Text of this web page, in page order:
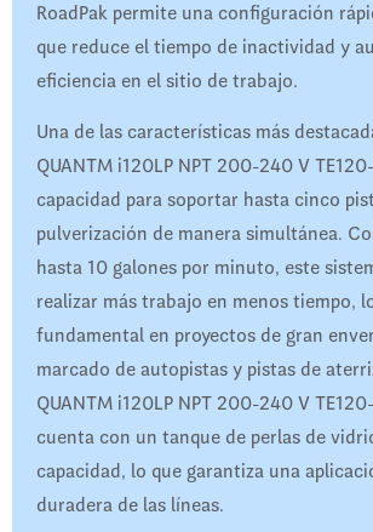
RoadPak permite una configuración
que reduce el tiempo de inactividad y
eficiencia en el sitio de trabajo.
Una de las características más
QUANTM i120LP NPT 200-240 V
capacidad para soportar hasta cinco
pulverización de manera simultánea.
hasta 10 galones por minuto, este
realizar más trabajo en menos tiempo,
fundamental en proyectos de gran
marcado de autopistas y pistas de
QUANTM i120LP NPT 200-240 V
cuenta con un tanque de perlas de
capacidad, lo que garantiza una
duradera de las líneas.